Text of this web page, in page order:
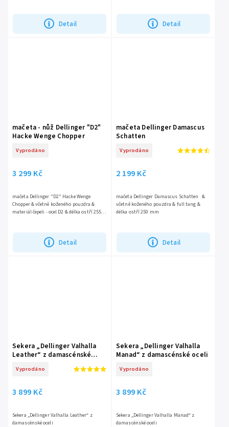
Detail Detail
mačeta - nůž Dellinger "D2"
Hacke Wenge Chopper
Vyprodáno
3 299 Kč
Detail
mačeta Dellinger "D2" Hacke Wenge
Chopper & včetně koženého pouzdra &
materiál čepeli - ocel D2 & délka ostří 255
mačeta Dellinger Damascus
Schatten
Vyprodáno
2 199 Kč
Detail
mačeta Dellinger Damascus Schatten &
včetně koženého pouzdra & full tang &
délka ostří 250 mm
Sekera „Dellinger Valhalla
Leather“ z damascénské
Vyprodáno
3 899 Kč
Sekera „Dellinger Valhalla Leather“ z
damascénské oceli
Sekera „Dellinger Valhalla
Manad“ z damascénské oceli
Vyprodáno
3 899 Kč
Sekera „Dellinger Valhalla Manad“ z
damascénské oceli